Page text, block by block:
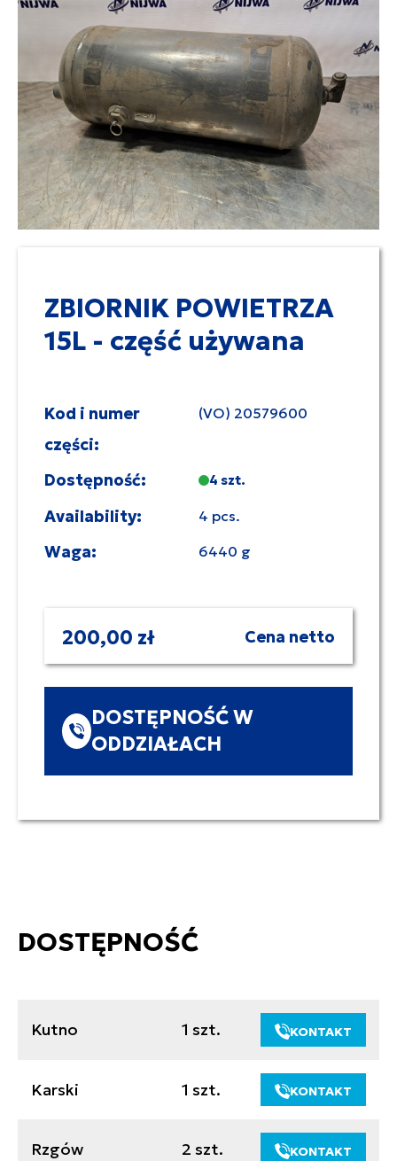
ZBIORNIK POWIETRZA
15L - część używana
Kod i numer
części:
(VO) 20579600
Dostępność: 4 szt.
Availability: 4 pcs.
Waga: 6440 g
200,00 zł Cena netto
DOSTĘPNOŚĆ W
ODDZIAŁACH
DOSTĘPNOŚĆ
Kutno 1 szt. KONTAKT
Karski 1 szt. KONTAKT
Rzgów 2 szt. KONTAKT